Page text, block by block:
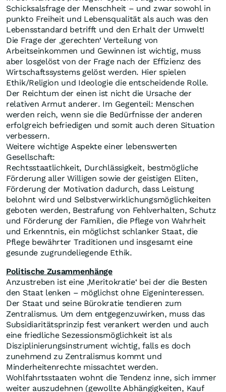
Schicksalsfrage der Menschheit – und zwar sowohl in
punkto Freiheit und Lebensqualität als auch was den
Lebensstandard betrifft und den Erhalt der Umwelt!
Die Frage der ‚gerechten‘ Verteilung von
Arbeitseinkommen und Gewinnen ist wichtig, muss
aber losgelöst von der Frage nach der Effizienz des
Wirtschaftssystems gelöst werden. Hier spielen
Ethik/Religion und Ideologie die entscheidende Rolle.
Der Reichtum der einen ist nicht die Ursache der
relativen Armut anderer. Im Gegenteil: Menschen
werden reich, wenn sie die Bedürfnisse der anderen
erfolgreich befriedigen und somit auch deren Situation
verbessern.
Weitere wichtige Aspekte einer lebenswerten
Gesellschaft:
Rechtsstaatlichkeit, Durchlässigkeit, bestmögliche
Förderung aller Willigen sowie der geistigen Eliten,
Förderung der Motivation dadurch, dass Leistung
belohnt wird und Selbstverwirklichungsmöglichkeiten
geboten werden, Bestrafung von Fehlverhalten, Schutz
und Förderung der Familien, die Pflege von Wahrheit
und Erkenntnis, ein möglichst schlanker Staat, die
Pflege bewährter Traditionen und insgesamt eine
gesunde zugrundeliegende Ethik.
Politische Zusammenhänge
Anzustreben ist eine ‚Meritokratie‘ bei der die Besten
den Staat lenken – möglichst ohne Eigeninteressen.
Der Staat und seine Bürokratie tendieren zum
Zentralismus. Um dem entgegenzuwirken, muss das
Subsidiaritätsprinzip fest verankert werden und auch
eine friedliche Sezessionsmöglichkeit ist als
Disziplinierungsinstrument wichtig, falls es doch
zunehmend zu Zentralismus kommt und
Minderheitenrechte missachtet werden.
Wohlfahrtsstaaten wohnt die Tendenz inne, sich immer
weiter auszudehnen (gewollte Abhängigkeiten, Kauf